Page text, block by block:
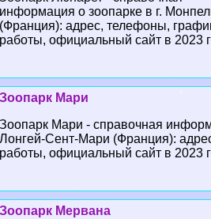
информация о зоопарке в г.
(Франция): адрес, телефоны,
работы, официальный сайт в 2023
Зоопарк Мари
Зоопарк Мари - справочная
Лонгeй-Сент-Мари (Франция):
работы, официальный сайт в 2023
Зоопарк Мервана